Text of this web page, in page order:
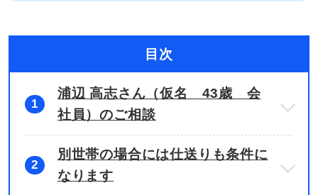
目次
1
浦辺 高志さん（仮名 43歳 会
社員）のご相談
2
別世帯の場合には仕送りも条件に
なります